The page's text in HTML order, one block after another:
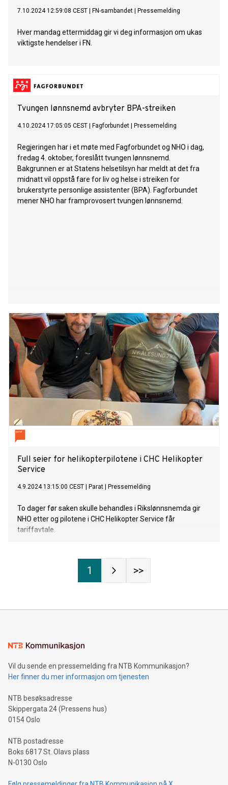
7.10.2024 12:59:08 CEST FN-sambandet Pressemelding
Hver mandag ettermiddag gir vi deg informasjon om ukas
viktigste hendelser i FN.
Tvungen lønnsnemd avbryter BPA-streiken
4.10.2024 17:05:05 CEST Fagforbundet Pressemelding
Regjeringen har i et møte med Fagforbundet og NHO i dag,
fredag 4. oktober, foreslått tvungen lønnsnemd.
Bakgrunnen er at Statens helsetilsyn har meldt at det fra
midnatt vil oppstå fare for liv og helse i streiken for
brukerstyrte personlige assistenter (BPA). Fagforbundet
mener NHO har framprovosert tvungen lønnsnemd.
Full seier for helikopterpilotene i CHC Helikopter
Service
4.9.2024 13:15:00 CEST Parat Pressemelding
To dager før saken skulle behandles i Rikslønnsnemda gir
NHO etter og pilotene i CHC Helikopter Service får
tariffavtale.
1 >>
Vil du sende en pressemelding fra NTB Kommunikasjon?
Her finner du mer informasjon om tjenesten
NTB besøksadresse
Skippergata 24 (Pressens hus)
0154 Oslo
NTB postadresse
Boks 6817 St. Olavs plass
N-0130 Oslo